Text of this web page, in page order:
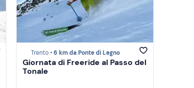
Trento •6 km da Ponte di Legno
Giornata di Freeride al Passo del
Tonale